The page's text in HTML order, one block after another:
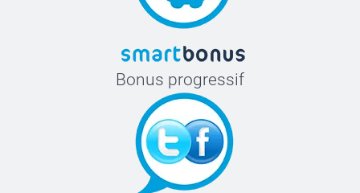
Bonus progressif